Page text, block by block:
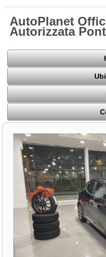
AutoPlanet
Autorizzata